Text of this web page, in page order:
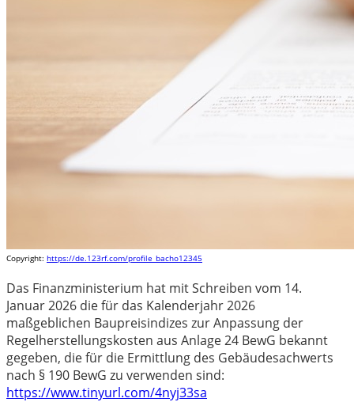
Copyright: https://de.123rf.com/profile_bacho12345
Das Finanzministerium hat mit Schreiben vom 14.
Januar 2026 die für das Kalenderjahr 2026
maßgeblichen Baupreisindizes zur Anpassung der
Regelherstellungskosten aus Anlage 24 BewG bekannt
gegeben, die für die Ermittlung des Gebäudesachwerts
nach § 190 BewG zu verwenden sind:
https://www.tinyurl.com/4nyj33sa